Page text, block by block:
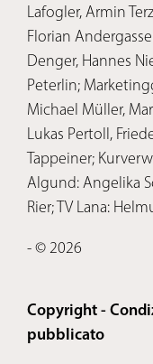
Lafogler, Armin
Florian
Denger, Hannes
Peterlin;
Michael Müller,
Lukas Pertoll,
Tappeiner;
Algund: Angelika
Rier; TV Lana:
- © 2026
Copyright -
pubblicato